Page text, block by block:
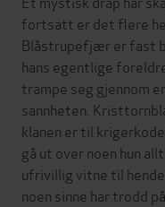
fortsatt er det flere
Blåstrupefjær er fast
hans egentlige
trampe seg gjennom
sannheten.
klanen er til
gå ut over noen hun
ufrivillig vitne til
noen sinne har trodd på.